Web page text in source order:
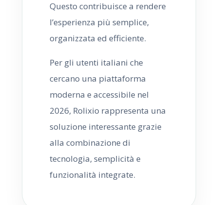
Questo contribuisce a rendere
l’esperienza più semplice,
organizzata ed efficiente.
Per gli utenti italiani che
cercano una piattaforma
moderna e accessibile nel
2026, Rolixio rappresenta una
soluzione interessante grazie
alla combinazione di
tecnologia, semplicità e
funzionalità integrate.